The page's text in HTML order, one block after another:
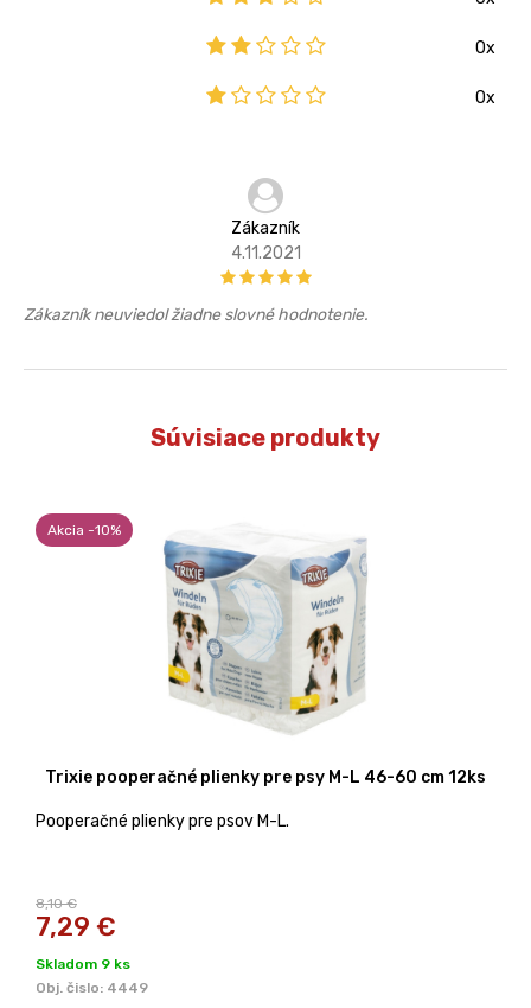
0x
0x
Zákazník
4.11.2021
Zákazník neuviedol žiadne slovné hodnotenie.
Súvisiace produkty
Akcia -10%
Trixie pooperačné plienky pre psy M-L 46-60 cm 12ks
Pooperačné plienky pre psov M-L.
8,10 €
7,29 €
Skladom 9 ks
Obj. čislo: 4449